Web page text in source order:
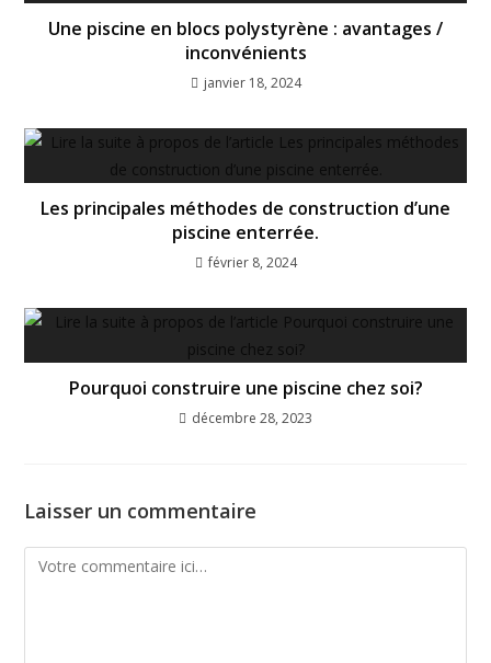
Une piscine en blocs polystyrène : avantages /
inconvénients
janvier 18, 2024
Les principales méthodes de construction d’une
piscine enterrée.
février 8, 2024
Pourquoi construire une piscine chez soi?
décembre 28, 2023
Laisser un commentaire